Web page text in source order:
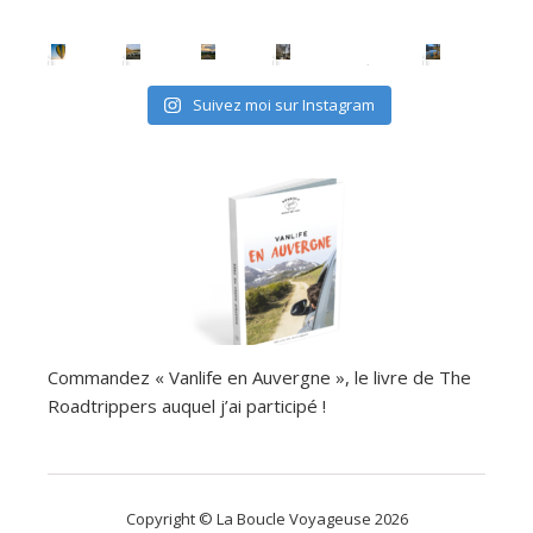
Suivez moi sur Instagram
Commandez « Vanlife en Auvergne », le livre de The
Roadtrippers auquel j’ai participé !
Copyright © La Boucle Voyageuse 2026